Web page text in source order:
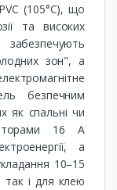
(105°C), що
та високих
зон", а
безпечним
як спальні чи
16 А
а
10–15
і для клею